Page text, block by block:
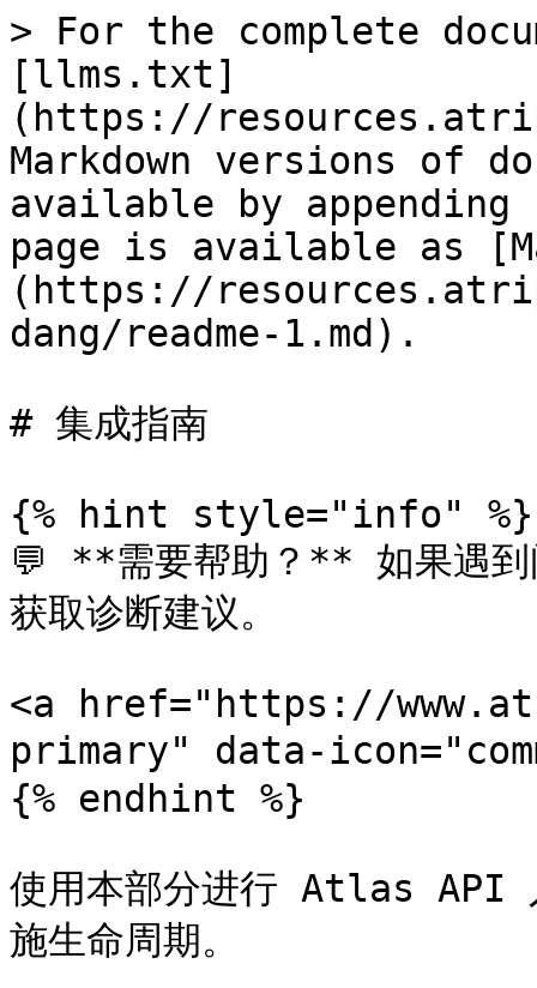
> For the complete
[llms.txt]
(https://
Markdown versions of
available by
page is available as
(https://
dang/readme-1.md).
# 集成指南
{% hint style="info" %}
💬 **需要帮助？** 如果遇到
获取诊断建议。
<a href="https://
primary" data-
{% endhint %}
使用本部分进行 Atlas API
施生命周期。